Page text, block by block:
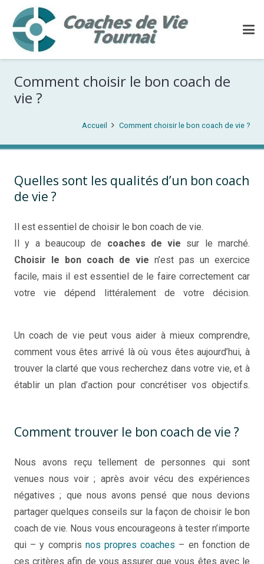
Comment choisir le bon coach de
vie ?
Accueil Comment choisir le bon coach de vie ?
Quelles sont les qualités d’un bon coach
de vie ?
Il est essentiel de choisir le bon coach de vie.
Il y a beaucoup de coaches de vie sur le marché.
Choisir le bon coach de vie n’est pas un exercice
facile, mais il est essentiel de le faire correctement car
votre vie dépend littéralement de votre décision.
Un coach de vie peut vous aider à mieux comprendre,
comment vous êtes arrivé là où vous êtes aujourd’hui, à
trouver la clarté que vous recherchez dans votre vie, et à
établir un plan d’action pour concrétiser vos objectifs.
Comment trouver le bon coach de vie ?
Nous avons reçu tellement de personnes qui sont
venues nous voir ; après avoir vécu des expériences
négatives ; que nous avons pensé que nous devions
partager quelques conseils sur la façon de choisir le bon
coach de vie. Nous vous encourageons à tester n’importe
qui – y compris nos propres coaches – en fonction de
ces critères afin de vous assurer que vous êtes avec le